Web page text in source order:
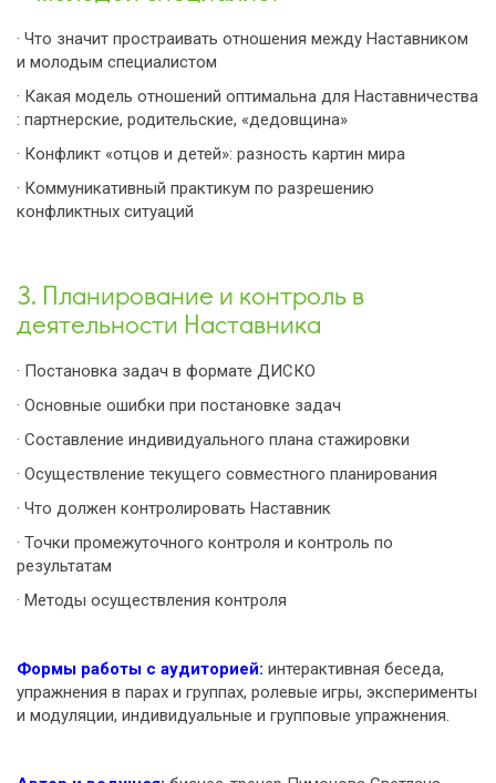
· Что значит простраивать отношения между Наставником
и молодым специалистом
· Какая модель отношений оптимальна для Наставничества
: партнерские, родительские, «дедовщина»
· Конфликт «отцов и детей»: разность картин мира
· Коммуникативный практикум по разрешению
конфликтных ситуаций
3. Планирование и контроль в
деятельности Наставника
· Постановка задач в формате ДИСКО
· Основные ошибки при постановке задач
· Составление индивидуального плана стажировки
· Осуществление текущего совместного планирования
· Что должен контролировать Наставник
· Точки промежуточного контроля и контроль по
результатам
· Методы осуществления контроля
Формы работы с аудиторией: интерактивная беседа,
упражнения в парах и группах, ролевые игры, эксперименты
и модуляции, индивидуальные и групповые упражнения.